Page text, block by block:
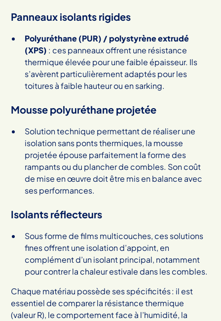
Panneaux isolants rigides
Polyuréthane (PUR) / polystyrène extrudé
(XPS) : ces panneaux offrent une résistance
thermique élevée pour une faible épaisseur. Ils
s’avèrent particulièrement adaptés pour les
toitures à faible hauteur ou en sarking.
Mousse polyuréthane projetée
Solution technique permettant de réaliser une
isolation sans ponts thermiques, la mousse
projetée épouse parfaitement la forme des
rampants ou du plancher de combles. Son coût
de mise en œuvre doit être mis en balance avec
ses performances.
Isolants réflecteurs
Sous forme de films multicouches, ces solutions
fines offrent une isolation d’appoint, en
complément d’un isolant principal, notamment
pour contrer la chaleur estivale dans les combles.
Chaque matériau possède ses spécificités : il est
essentiel de comparer la résistance thermique
(valeur R), le comportement face à l’humidité, la